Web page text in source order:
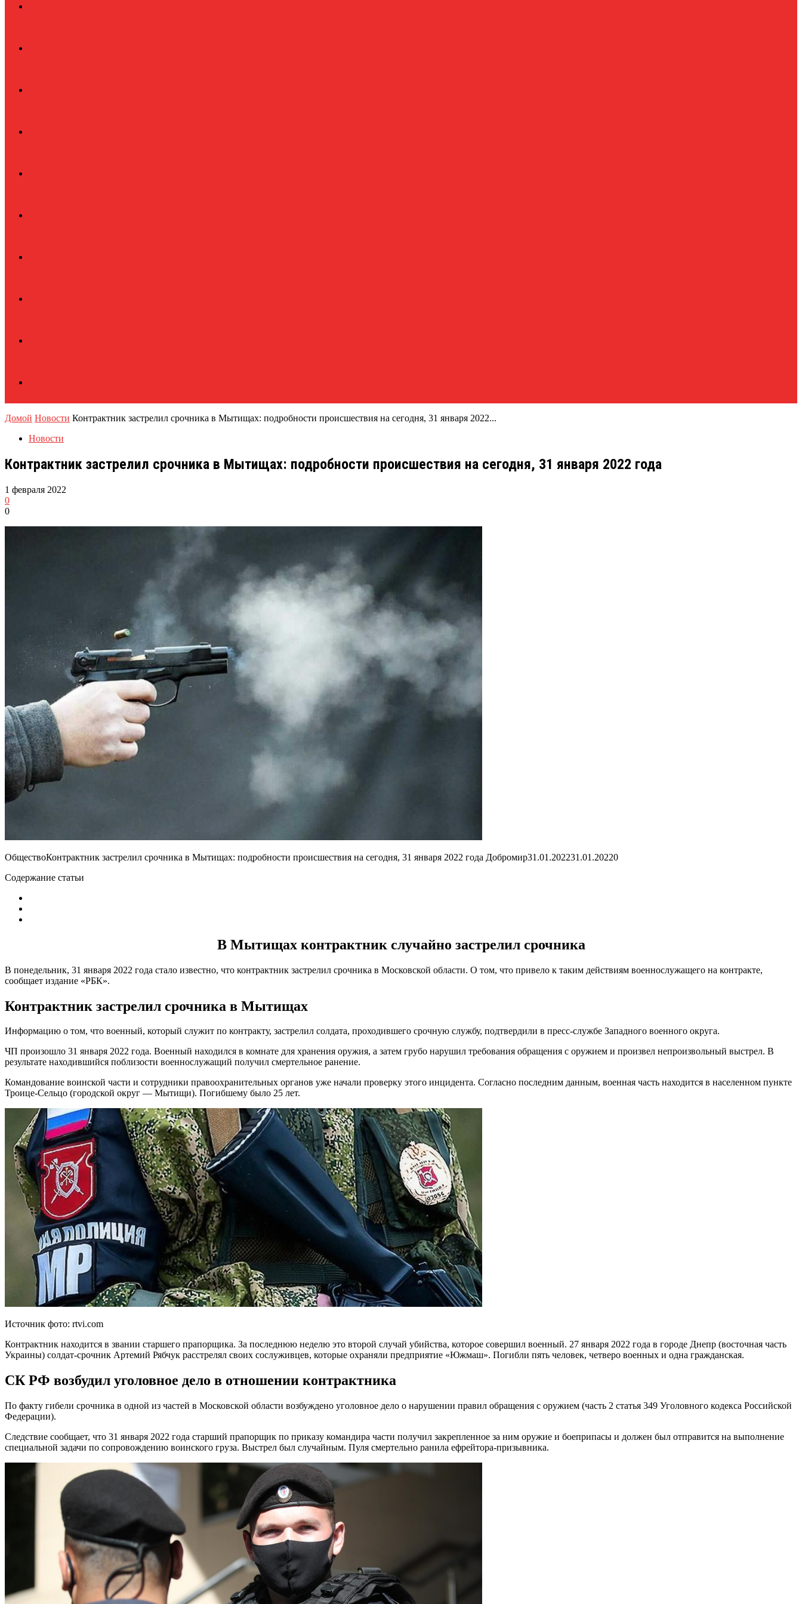
Домой Новости Контрактник застрелил срочника в Мытищах: подробности происшествия на сегодня, 31 января 2022...
Новости
Контрактник застрелил срочника в Мытищах: подробности происшествия на сегодня, 31 января 2022 года
1 февраля 2022
0
0
ОбществоКонтрактник застрелил срочника в Мытищах: подробности происшествия на сегодня, 31 января 2022 года Добромир31.01.202231.01.20220
Содержание статьи
В Мытищах контрактник случайно застрелил срочника
В понедельник, 31 января 2022 года стало известно, что контрактник застрелил срочника в Московской области. О том, что привело к таким действиям военнослужащего на контракте,
сообщает издание «РБК».
Контрактник застрелил срочника в Мытищах
Информацию о том, что военный, который служит по контракту, застрелил солдата, проходившего срочную службу, подтвердили в пресс-службе Западного военного округа.
ЧП произошло 31 января 2022 года. Военный находился в комнате для хранения оружия, а затем грубо нарушил требования обращения с оружием и произвел непроизвольный выстрел. В
результате находившийся поблизости военнослужащий получил смертельное ранение.
Командование воинской части и сотрудники правоохранительных органов уже начали проверку этого инцидента. Согласно последним данным, военная часть находится в населенном пункте
Троице-Сельцо (городской округ — Мытищи). Погибшему было 25 лет.
Источник фото: rtvi.com
Контрактник находится в звании старшего прапорщика. За последнюю неделю это второй случай убийства, которое совершил военный. 27 января 2022 года в городе Днепр (восточная часть
Украины) солдат-срочник Артемий Рябчук расстрелял своих сослуживцев, которые охраняли предприятие «Южмаш». Погибли пять человек, четверо военных и одна гражданская.
СК РФ возбудил уголовное дело в отношении контрактника
По факту гибели срочника в одной из частей в Московской области возбуждено уголовное дело о нарушении правил обращения с оружием (часть 2 статья 349 Уголовного кодекса Российской
Федерации).
Следствие сообщает, что 31 января 2022 года старший прапорщик по приказу командира части получил закрепленное за ним оружие и боеприпасы и должен был отправится на выполнение
специальной задачи по сопровождению воинского груза. Выстрел был случайным. Пуля смертельно ранила ефрейтора-призывника.